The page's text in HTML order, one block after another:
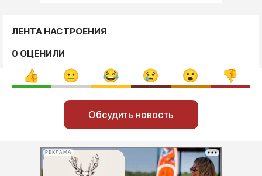
ЛЕНТА НАСТРОЕНИЯ
0 ОЦЕНИЛИ
Обсудить новость
РЕКЛАМА